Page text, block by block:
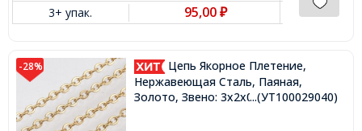
3+ упак. 95,00₽
-28%
Цепь Якорное Плетение,
Нержавеющая Сталь, Паяная,
Золото, Звено: 3x2x0.5 мм,...(УТ100029040)